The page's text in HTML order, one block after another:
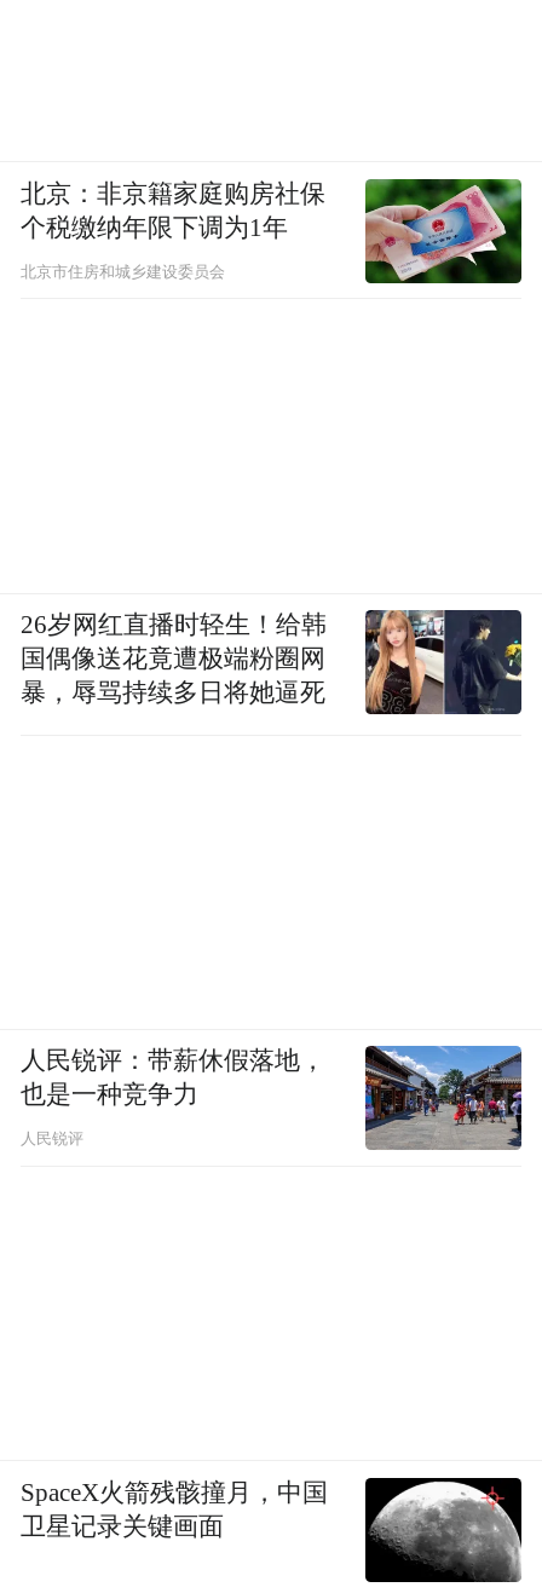
北京：非京籍家庭购房社保
个税缴纳年限下调为1年
北京市住房和城乡建设委员会
26岁网红直播时轻生！给韩
国偶像送花竟遭极端粉圈网
暴，辱骂持续多日将她逼死
人民锐评：带薪休假落地，
也是一种竞争力
人民锐评
SpaceX火箭残骸撞月，中国
卫星记录关键画面